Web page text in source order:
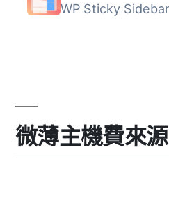
微薄主機費來源